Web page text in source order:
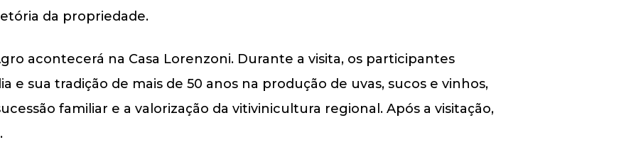
da propriedade.
acontecerá na Casa Lorenzoni. Durante a visita, os participantes
e sua tradição de mais de 50 anos na produção de uvas, sucos e vinhos,
familiar e a valorização da vitivinicultura regional. Após a visitação,